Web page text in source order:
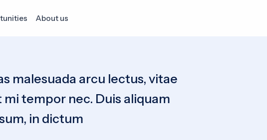
About us
malesuada arcu lectus, vitae
tempor nec. Duis aliquam
in dictum